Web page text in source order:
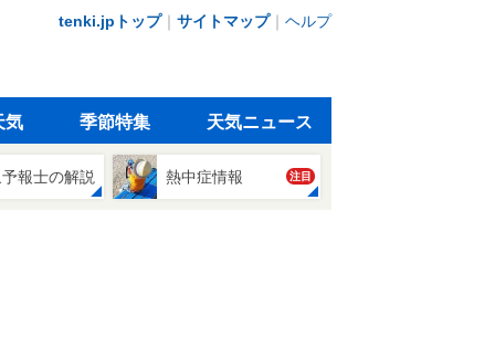
tenki.jpトップ｜ サイトマップ｜ ヘルプ
気 季節特集 天気ニュース
報士の解説 熱中症情報 注目